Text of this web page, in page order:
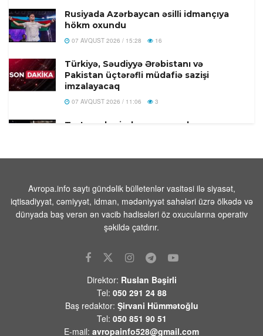
Rusiyada Azərbaycan əsilli idmançıya
hökm oxundu
07 AVQUST 2026 / 15:28 16
Türkiyə, Səudiyyə Ərəbistanı və
Pakistan üçtərəfli müdafiə sazişi
imzalayacaq
07 AVQUST 2026 / 11:06 3
Tərtər şəhərində ər və arvadın yanaraq
Beyləqanda 18 yaşlı gənc kanalda
bataraq ölüb
07 AVQUST 2026 / 10:04 14
Rusiya səmasında gecə ərzində 203
07 AVQUST 2026 / 9:54 21
Məhəmməd Əsədullazadə:
“Azərbaycan-Ermənistan mövzusu
ATƏT üçün artıq qapalı səhifədir”
07 AVQUST 2026 / 9:26 53
Avropa.info saytı gündəlik bülletenlər vasitəsi ilə siyasət,
iqtisadiyyat, cəmiyyət, idman, mədəniyyət sahələri üzrə ölkədə və
dünyada baş verən ən vacib hadisələri öz oxucularına operativ
şəkildə çatdırır.
Direktor: Ruslan Bəşirli
Tel: 050 291 24 88
Baş redaktor: Şirvani Hümmətoğlu
Tel: 050 851 90 51
E-mail: avropainfo528@gmail.com